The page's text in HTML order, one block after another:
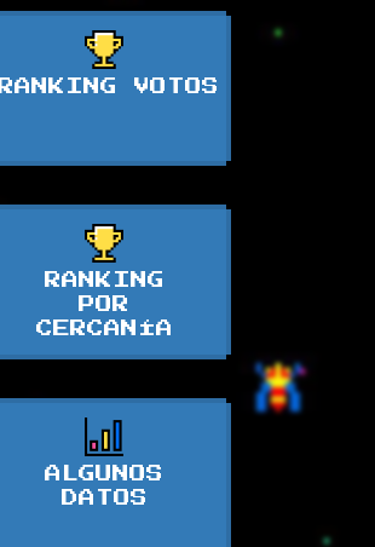
RANKING VOTOS
RANKING
POR
CERCANÍA
ALGUNOS
DATOS